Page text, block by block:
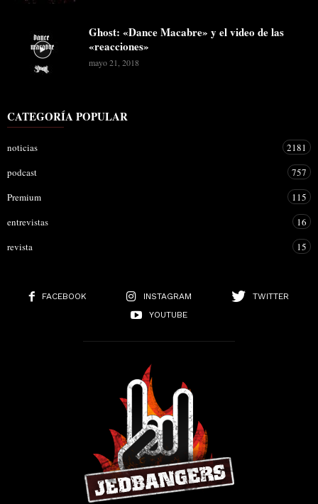
Ghost: «Dance Macabre» y el video de las
«reacciones»
mayo 21, 2018
CATEGORÍA POPULAR
noticias
2181
podcast
757
Premium
115
entrevistas
16
revista
15
FACEBOOK INSTAGRAM
TWITTER
YOUTUBE